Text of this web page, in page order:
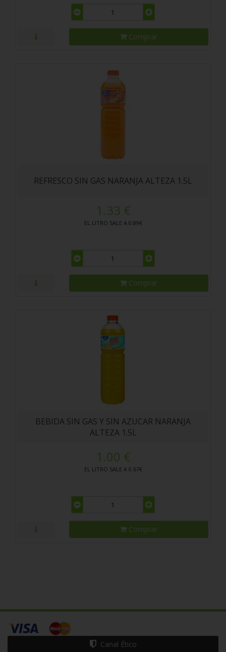
Comprar
REFRESCO SIN GAS NARANJA ALTEZA 1.5L
1.33 €
EL LITRO SALE A 0.89€
Comprar
BEBIDA SIN GAS Y SIN AZUCAR NARANJA
ALTEZA 1.5L
1.00 €
EL LITRO SALE A 0.67€
Comprar
Canal Ético